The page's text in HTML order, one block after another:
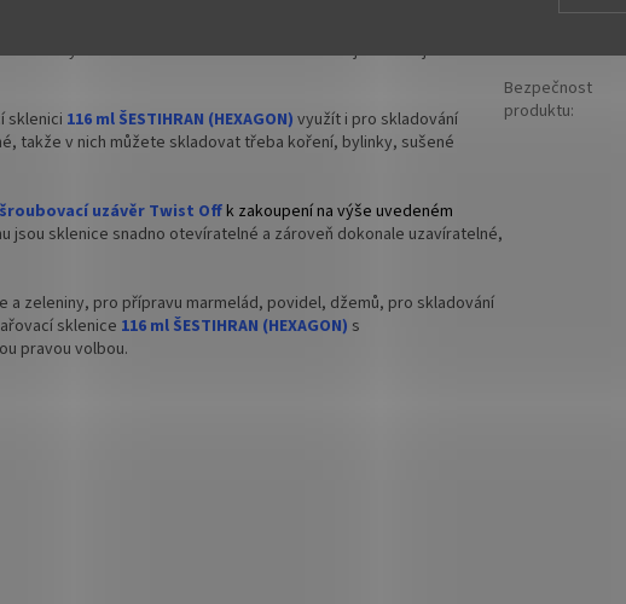
ovoce a zeleniny, od jablek a hrušek po rajčata a
zůstanou dlouho čerstvé a zachovávají si svou jedinečnou
sklenici 116 ml ŠESTIHRAN (HEXAGON) využít i pro skladování
takže v nich můžete skladovat třeba koření, bylinky, sušené
šroubovací uzávěr Twist Offk zakoupení na výše uvedeném
jsou sklenice snadno otevíratelné a zároveň dokonale uzavíratelné,
zeleniny, pro přípravu marmelád, povidel, džemů, pro skladování
sklenice 116 ml ŠESTIHRAN (HEXAGON) s
pravou volbou.
Typ ústí:
Bezpečnost
produktu: